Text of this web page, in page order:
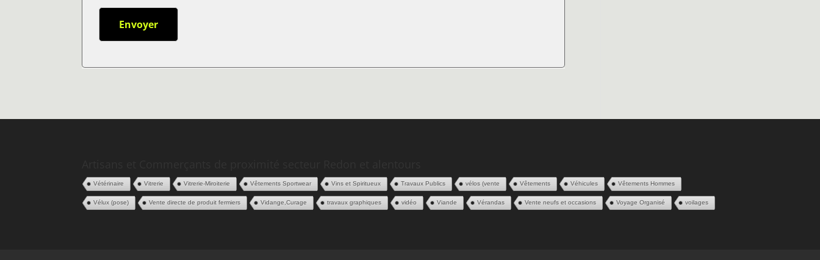
Vétérinaire Vitrerie Vitrerie-Miroiterie Vêtements Sportwear Vins et Spiritueux Travaux Publics vélos (vente Vêtements Véhicules Vêtements Hommes
Vélux (pose) Vente directe de produit fermiers Vidange,Curage travaux graphiques vidéo Viande Vérandas Vente neufs et occasions Voyage Organisé voilages